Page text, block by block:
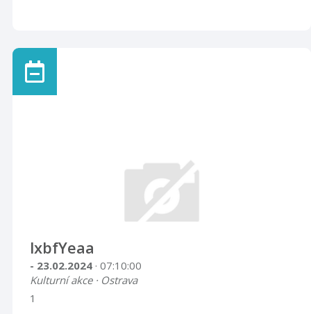
lxbfYeaa
- 23.02.2024 · 07:10:00
Kulturní akce · Ostrava
1